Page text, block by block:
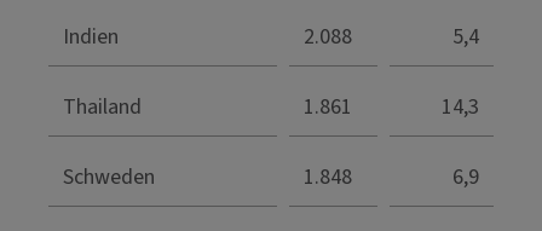
Indien 2.088 5,4
Thailand 1.861 14,3
Schweden 1.848 6,9